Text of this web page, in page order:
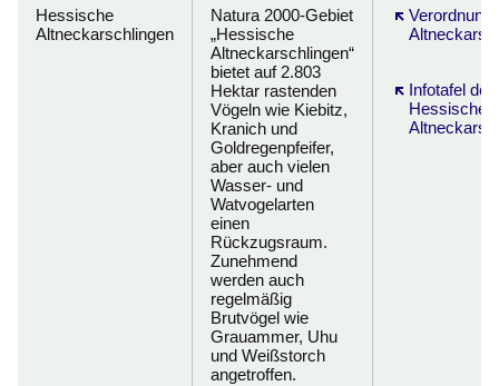
Hessische
Altneckarschlingen
Natura 2000-Gebiet
„Hessische
Altneckarschlingen“
bietet auf 2.803
Hektar rastenden
Vögeln wie Kiebitz,
Kranich und
Goldregenpfeifer,
aber auch vielen
Wasser- und
Watvogelarten
einen
Rückzugsraum.
Zunehmend
werden auch
regelmäßig
Brutvögel wie
Grauammer, Uhu
und Weißstorch
angetroffen.
Öffnet sich in
Infotafel
Hessische
Öffnet sich in